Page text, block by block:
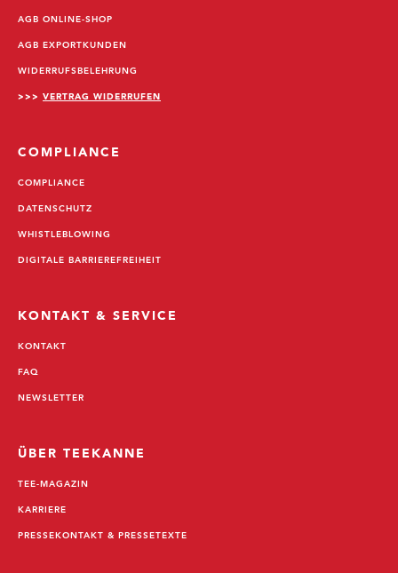
AGB ONLINE-SHOP
AGB EXPORTKUNDEN
WIDERRUFSBELEHRUNG
>>> VERTRAG WIDERRUFEN
COMPLIANCE
COMPLIANCE
DATENSCHUTZ
WHISTLEBLOWING
DIGITALE BARRIEREFREIHEIT
KONTAKT & SERVICE
KONTAKT
FAQ
NEWSLETTER
ÜBER TEEKANNE
TEE-MAGAZIN
KARRIERE
PRESSEKONTAKT & PRESSETEXTE